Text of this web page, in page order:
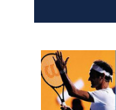
Größe: XL
Fabricks:
Mit dem Erlös